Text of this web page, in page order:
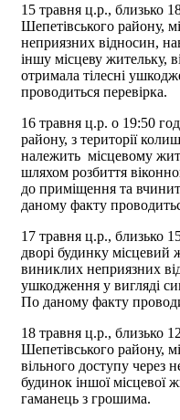
15 травня ц.р., близько
Шепетівського району,
неприязних відносин,
іншу місцеву жительку,
отримала тілесні
проводиться перевірка.
16 травня ц.р. о 19:50
району, з території
належить місцевому
шляхом розбиття
до приміщення та
даному факту
17 травня ц.р., близько
дворі будинку місцевий
виниклих неприязних
ушкодження у вигляді
По даному факту
18 травня ц.р., близько
Шепетівського району,
вільного доступу через
будинок іншої місцевої
гаманець з грошима.